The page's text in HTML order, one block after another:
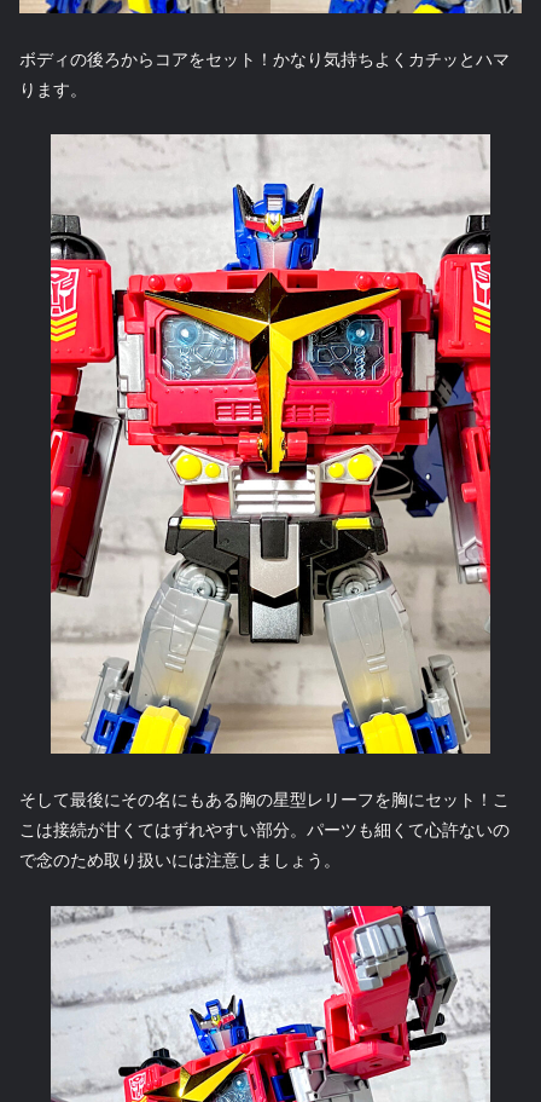
ボディの後ろからコアをセット！かなり気持ちよくカチッとハマ
ります。
そして最後にその名にもある胸の星型レリーフを胸にセット！こ
こは接続が甘くてはずれやすい部分。パーツも細くて心許ないの
で念のため取り扱いには注意しましょう。